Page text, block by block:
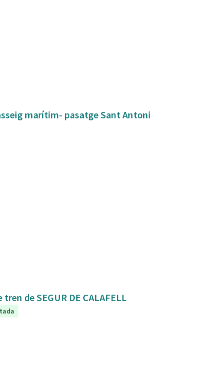
marítim- pasatge Sant Antoni
Mejora de la conexión y seguridad de la estación de tren de SEGUR DE CALAFELL